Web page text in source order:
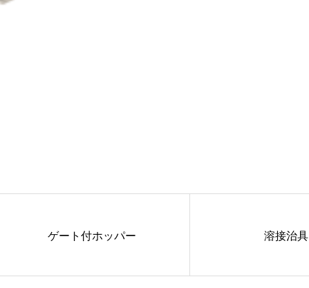
ゲート付ホッパー 溶接治具